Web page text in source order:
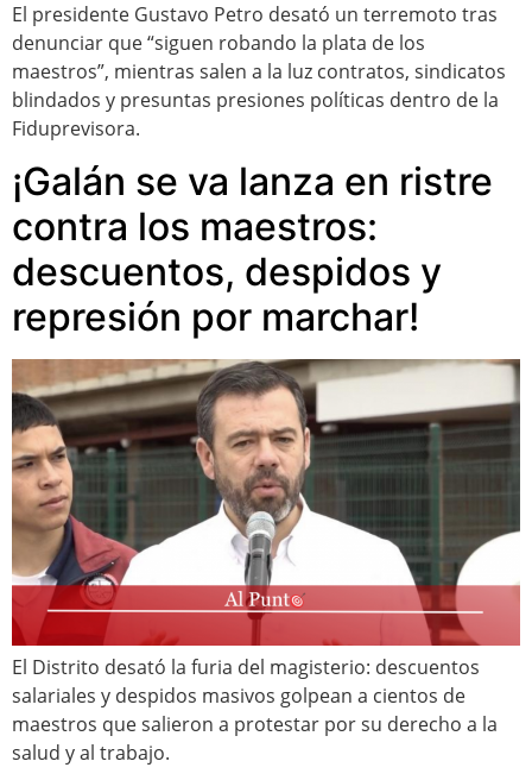
El presidente Gustavo Petro desató un terremoto tras
denunciar que “siguen robando la plata de los
maestros”, mientras salen a la luz contratos, sindicatos
blindados y presuntas presiones políticas dentro de la
Fiduprevisora.
¡Galán se va lanza en ristre
contra los maestros:
descuentos, despidos y
represión por marchar!
El Distrito desató la furia del magisterio: descuentos
salariales y despidos masivos golpean a cientos de
maestros que salieron a protestar por su derecho a la
salud y al trabajo.